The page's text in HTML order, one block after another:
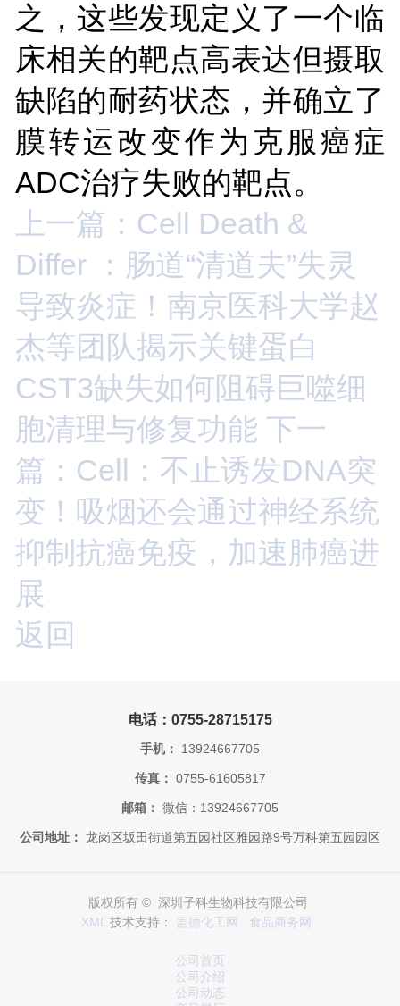
之，这些发现定义了一个临
床相关的靶点高表达但摄取
缺陷的耐药状态，并确立了
膜转运改变作为克服癌症
ADC治疗失败的靶点。
上一篇：Cell Death &
Differ ：肠道“清道夫”失灵
导致炎症！南京医科大学赵
杰等团队揭示关键蛋白
CST3缺失如何阻碍巨噬细
胞清理与修复功能 下一
篇：Cell：不止诱发DNA突
变！吸烟还会通过神经系统
抑制抗癌免疫，加速肺癌进
展
返回
电话：0755-28715175
手机： 13924667705
传真： 0755-61605817
邮箱： 微信：13924667705
公司地址： 龙岗区坂田街道第五园社区雅园路9号万科第五园园区
版权所有 © 深圳子科生物科技有限公司
XML 技术支持： 盖德化工网 食品商务网
公司首页
公司介绍
公司动态